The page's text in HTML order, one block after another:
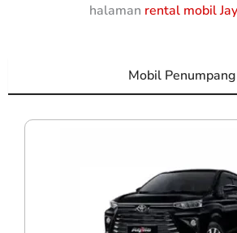
halaman rental mobil
Mobil Penumpang